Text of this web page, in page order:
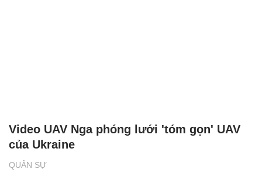
QUÂN SỰ
Video UAV Nga phóng lưới 'tóm gọn' UAV
của Ukraine